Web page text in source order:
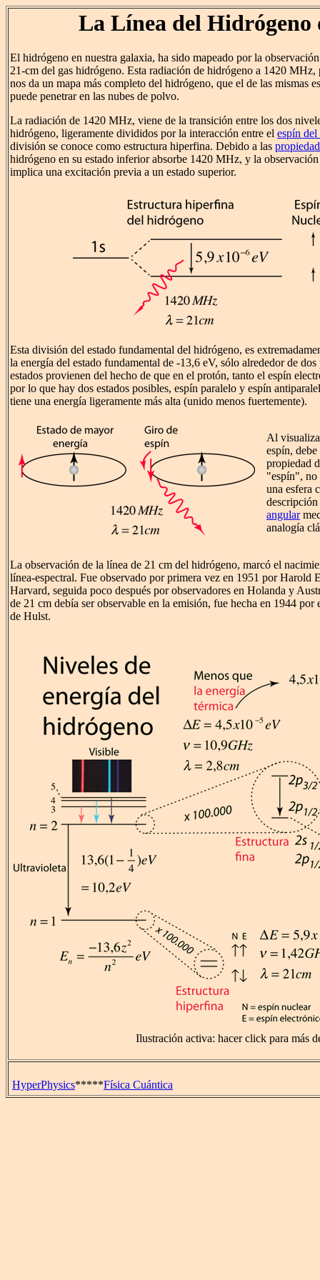
La Línea del Hidrógeno
El hidrógeno en nuestra galaxia, ha sido mapeado por la
21-cm del gas hidrógeno. Esta radiación de hidrógeno a 1420 MHz,
nos da un mapa más completo del hidrógeno, que el de las mismas
puede penetrar en las nubes de polvo.
La radiación de 1420 MHz, viene de la transición entre los dos
hidrógeno, ligeramente divididos por la interacción entre el espín del
división se conoce como estructura hiperfina. Debido a las
hidrógeno en su estado inferior absorbe 1420 MHz, y la
implica una excitación previa a un estado superior.
Esta división del estado fundamental del hidrógeno, es
la energía del estado fundamental de -13,6 eV, sólo alrededor de
estados provienen del hecho de que en el protón, tanto el espín
por lo que hay dos estados posibles, espín paralelo y espín
tiene una energía ligeramente más alta (unido menos fuertemente).
Al
espín, debe
propiedad
"espín", no
una esfera
angular
analogía
La observación de la línea de 21 cm del hidrógeno, marcó el
línea-espectral. Fue observado por primera vez en 1951 por
Harvard, seguida poco después por observadores en Holanda y
de 21 cm debía ser observable en la emisión, fue hecha en 1944
de Hulst.
Ilustración activa: hacer click para más
HyperPhysics*****Física Cuántica